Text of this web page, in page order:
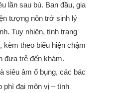
lần sau bú. Ban đầu, gia
tượng nôn trớ sinh lý
Tuy nhiên, tình trạng
kèm theo biểu hiện chậm
đưa trẻ đến khám.
siêu âm ổ bụng, các bác
phì đại môn vị – tình